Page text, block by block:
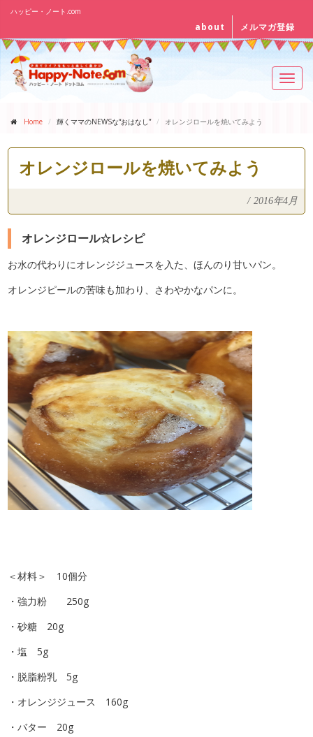
ハッピー・ノート.com
about メルマガ登録
Home 輝くママのNEWSな“おはなし” オレンジロールを焼いてみよう
オレンジロールを焼いてみよう
/ 2016年4月
オレンジロール☆レシピ
お水の代わりにオレンジジュースを入た、ほんのり甘いパン。
オレンジピールの苦味も加わり、さわやかなパンに。
＜材料＞ 10個分
・強力粉 250g
・砂糖 20g
・塩 5g
・脱脂粉乳 5g
・オレンジジュース 160g
・バター 20g